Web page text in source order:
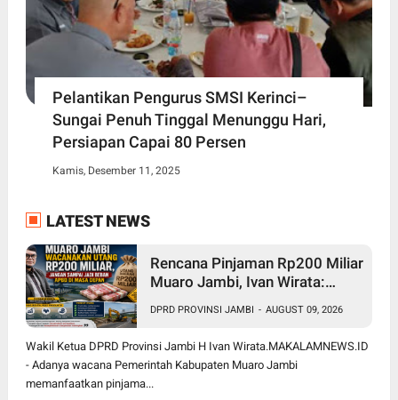
Pelantikan Pengurus SMSI Kerinci–
Sungai Penuh Tinggal Menunggu Hari,
Persiapan Capai 80 Persen
Kamis, Desember 11, 2025
LATEST NEWS
Rencana Pinjaman Rp200 Miliar
Muaro Jambi, Ivan Wirata:
Harus jadi Investasi
Pembangunan
DPRD PROVINSI JAMBI - AUGUST 09, 2026
Wakil Ketua DPRD Provinsi Jambi H Ivan Wirata.MAKALAMNEWS.ID
- Adanya wacana Pemerintah Kabupaten Muaro Jambi
memanfaatkan pinjama...